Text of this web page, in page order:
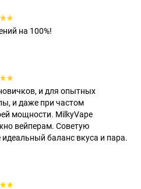
на 100%!
и для опытных
и даже при частом
мощности. MilkyVape
вейперам. Советую
баланс вкуса и пара.